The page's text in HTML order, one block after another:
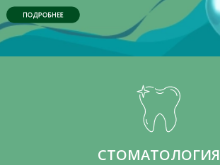
ПОДРОБНЕЕ
СТОМАТОЛОГИЯ